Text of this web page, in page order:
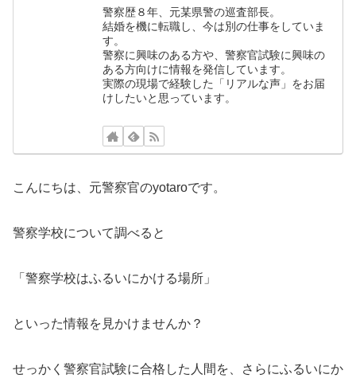
警察歴８年、元某県警の巡査部長。
結婚を機に転職し、今は別の仕事をしていま
す。
警察に興味のある方や、警察官試験に興味の
ある方向けに情報を発信しています。
実際の現場で経験した「リアルな声」をお届
けしたいと思っています。
こんにちは、元警察官のyotaroです。
警察学校について調べると
「警察学校はふるいにかける場所」
といった情報を見かけませんか？
せっかく警察官試験に合格した人間を、さらにふるいにか